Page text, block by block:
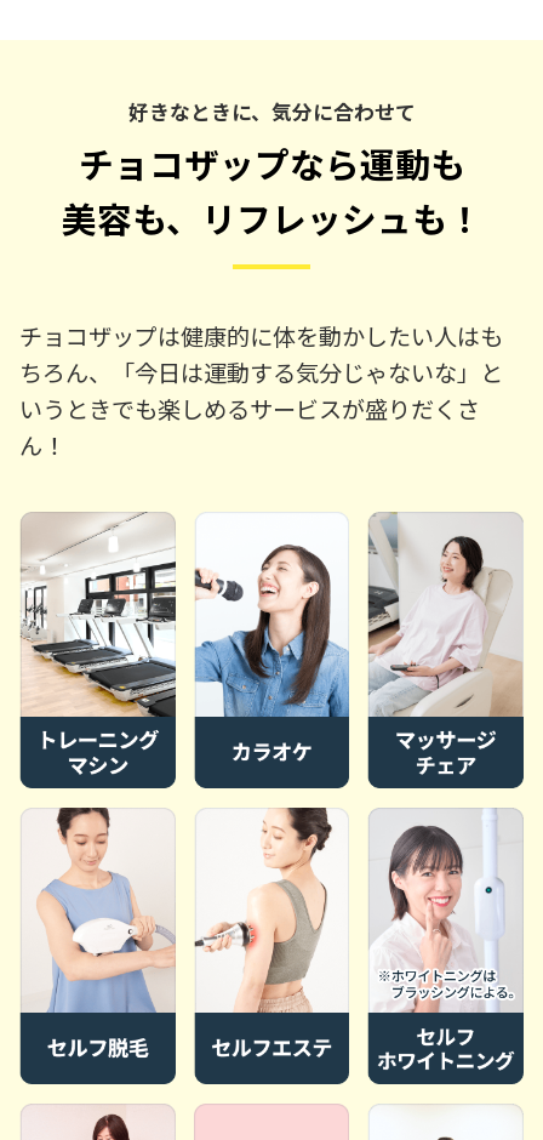
好きなときに、気分に合わせて
チョコザップなら運動も
美容も、リフレッシュも！
チョコザップは健康的に体を動かしたい人はも
ちろん、「今日は運動する気分じゃないな」と
いうときでも楽しめるサービスが盛りだくさ
ん！